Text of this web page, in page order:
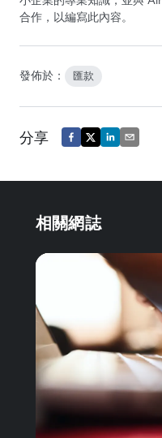
合作，以編寫此內容。
發佈於： 匯款
分享
相關網誌